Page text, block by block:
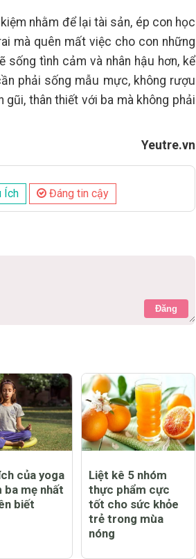
nhằm để lại tài sản, ép con học
mà quên mất việc cho con những
tình cảm và nhân hậu hơn, kể
phải sống mẫu mực, không rượu
thân thiết với ba mà không phải
Yeutre.vn
Ích Đáng tin cậy
Đăng
của yoga
ba mẹ nhất
biết
Liệt kê 5 nhóm
thực phẩm cực
tốt cho sức khỏe
trẻ trong mùa
nóng